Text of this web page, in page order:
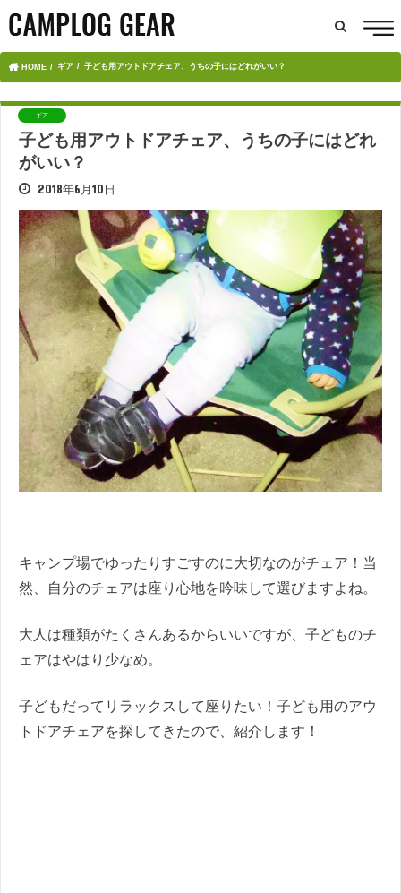
HOME ギア 子ども用アウトドアチェア、うちの子にはどれがいい？
ギア
子ども用アウトドアチェア、うちの子にはどれ
がいい？
2018年6月10日
キャンプ場でゆったりすごすのに大切なのがチェア！当
然、自分のチェアは座り心地を吟味して選びますよね。
大人は種類がたくさんあるからいいですが、子どものチ
ェアはやはり少なめ。
子どもだってリラックスして座りたい！子ども用のアウ
トドアチェアを探してきたので、紹介します！